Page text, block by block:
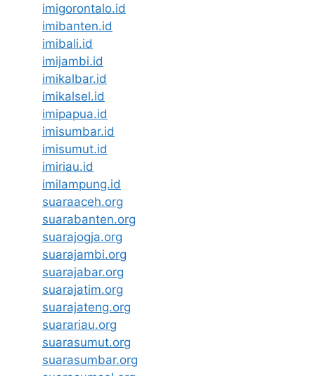
imigorontalo.id
imibanten.id
imibali.id
imijambi.id
imikalbar.id
imikalsel.id
imipapua.id
imisumbar.id
imisumut.id
imiriau.id
imilampung.id
suaraaceh.org
suarabanten.org
suarajogja.org
suarajambi.org
suarajabar.org
suarajatim.org
suarajateng.org
suarariau.org
suarasumut.org
suarasumbar.org